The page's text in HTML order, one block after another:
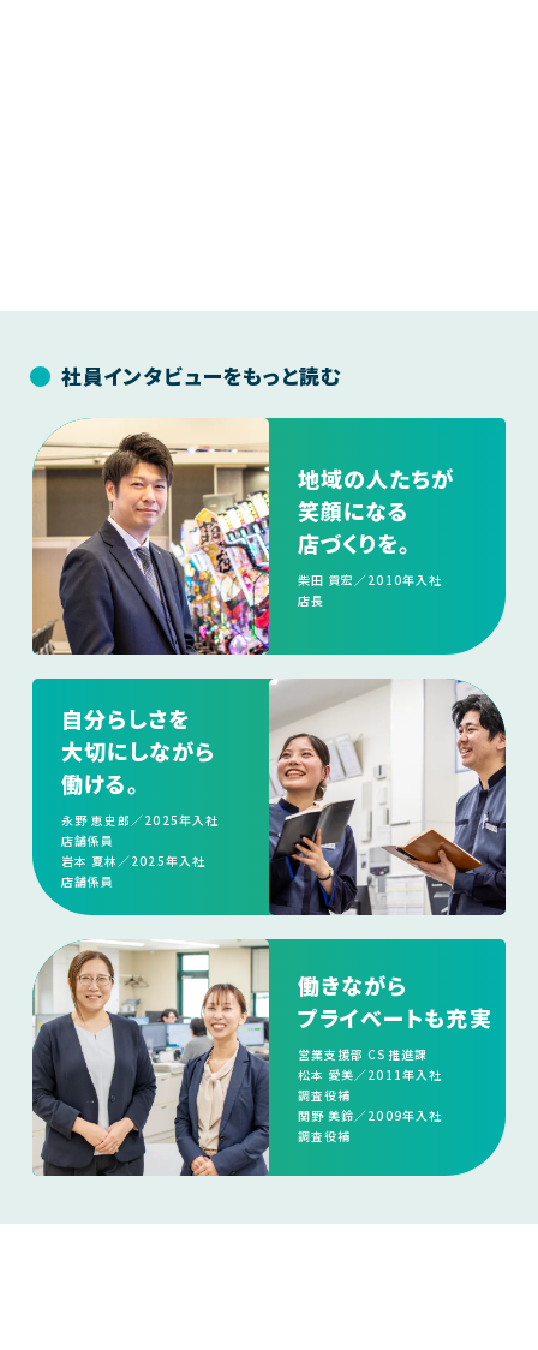
社員インタビューをもっと読む
地域の人たちが
笑顔になる
店づくりを。
柴田 貢宏／2010年入社
店長
自分らしさを
大切にしながら
働ける。
永野 恵史郎／2025年入社
店舗係員
岩本 夏林／2025年入社
店舗係員
働きながら
プライベートも充実
営業支援部 CS推進課
松本 愛美／2011年入社
調査役補
関野 美鈴／2009年入社
調査役補